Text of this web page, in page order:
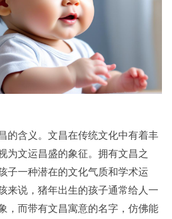
的含义。文昌在传统文化中有着丰
为文运昌盛的象征。拥有文昌之
子一种潜在的文化气质和学术运
来说，猪年出生的孩子通常给人一
，而带有文昌寓意的名字，仿佛能